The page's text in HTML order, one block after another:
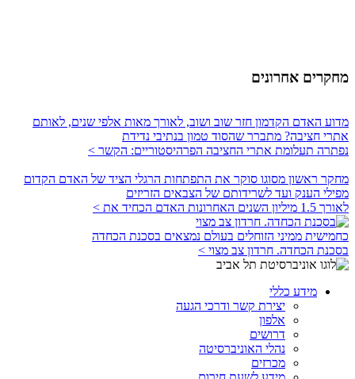
מחקרים אחרונים
מדוע האדם הקדמון חזר שוב ושוב, לאורך מאות אלפי שנים, לאותם
אתרי חציבה? מתברר שהסוד טמון בנתיבי נדידת
נפתרה תעלומת אתרי החציבה הפרהיסטוריים: הקשר >
מחקר ראשון מסוגו סוקר את התפתחות הרגלי הציד של האדם הקדום
מפילי הענק ועד לשרידותם של הצבאים הזריזים
לאורך 1.5 מיליון השנים האחרונות האדם הכחיד את >
כחמישית ממיני הזוחלים בעולם נמצאים בסכנת הכחדה
בסכנת הכחדה. חרדון צב מצוי >
מידע כללי
יצירת קשר ודרכי הגעה
אלפון
דרושים
נהלי האוניברסיטה
מכרזים